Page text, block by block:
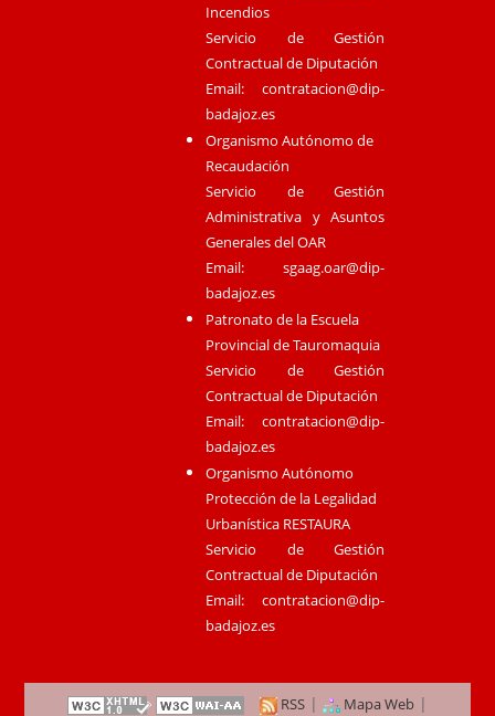
Incendios
Servicio de Gestión
Contractual de Diputación
Email:contratacion@dip-
badajoz.es
Organismo Autónomo de
Recaudación
Servicio de Gestión
Administrativa y Asuntos
Generales del OAR
Email:sgaag.oar@dip-
badajoz.es
Patronato de la Escuela
Provincial de Tauromaquia
Servicio de Gestión
Contractual de Diputación
Email:contratacion@dip-
badajoz.es
Organismo Autónomo
Protección de la Legalidad
Urbanística RESTAURA
Servicio de Gestión
Contractual de Diputación
Email:contratacion@dip-
badajoz.es
RSS | Mapa Web |